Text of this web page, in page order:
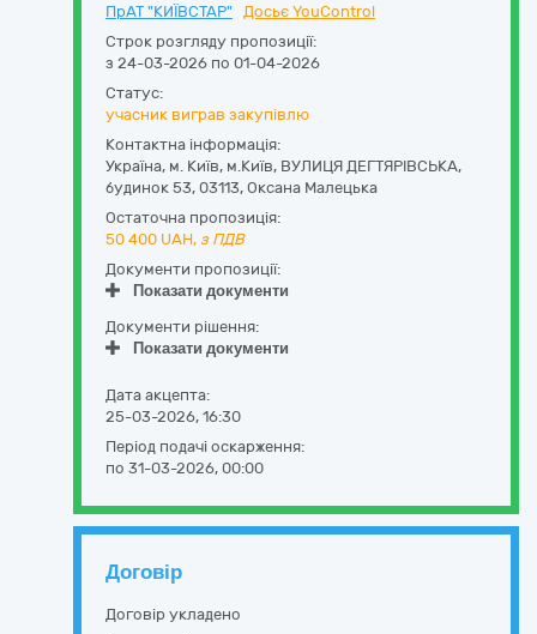
ПрАТ "КИЇВСТАР"
Досьє YouControl
Строк розгляду пропозиції:
з 24-03-2026 по 01-04-2026
Статус:
учасник виграв закупівлю
Контактна інформація:
Україна, м. Київ, м.Київ, ВУЛИЦЯ ДЕГТЯРІВСЬКА,
будинок 53, 03113, Оксана Малецька
Остаточна пропозиція:
50 400 UAH, з ПДВ
Документи пропозиції:
Показати документи
Документи рішення:
Показати документи
Дата акцепта:
25-03-2026, 16:30
Період подачі оскарження:
по 31-03-2026, 00:00
Договір
Договір укладено